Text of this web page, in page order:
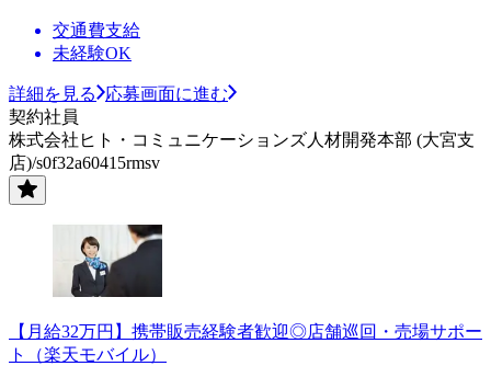
交通費支給
未経験OK
詳細を見る
応募画面に進む
契約社員
株式会社ヒト・コミュニケーションズ人材開発本部 (大宮支
店)/s0f32a60415rmsv
【月給32万円】携帯販売経験者歓迎◎店舗巡回・売場サポー
ト（楽天モバイル）